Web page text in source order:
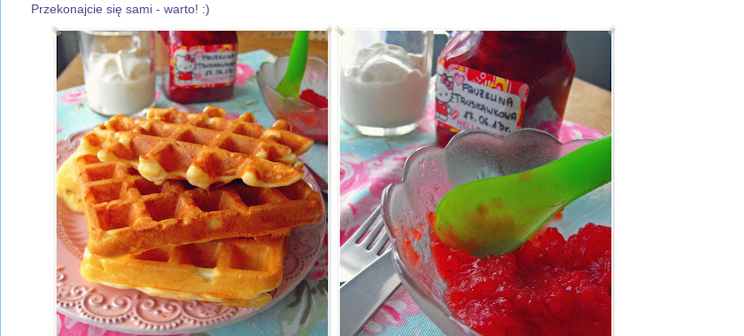
Przekonajcie się sami - warto! :)